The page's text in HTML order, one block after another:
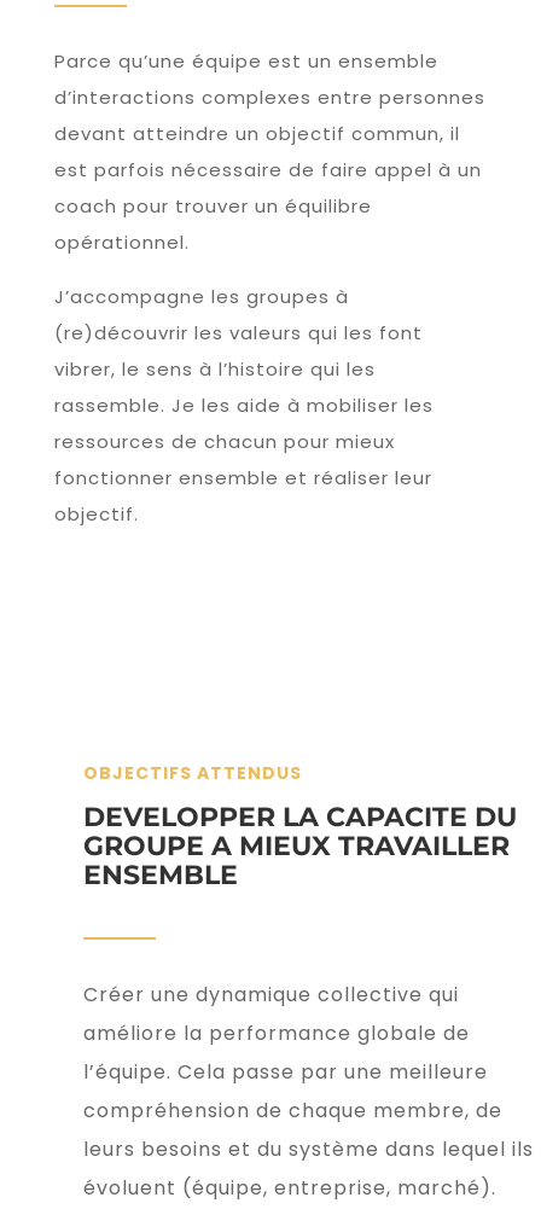
Parce qu’une équipe est un ensemble
d’interactions complexes entre personnes
devant atteindre un objectif commun, il
est parfois nécessaire de faire appel à un
coach pour trouver un équilibre
opérationnel.
J’accompagne les groupes à
(re)découvrir les valeurs qui les font
vibrer, le sens à l’histoire qui les
rassemble. Je les aide à mobiliser les
ressources de chacun pour mieux
fonctionner ensemble et réaliser leur
objectif.
OBJECTIFS ATTENDUS
DEVELOPPER LA CAPACITE DU
GROUPE A MIEUX TRAVAILLER
ENSEMBLE
Créer une dynamique collective qui
améliore la performance globale de
l’équipe. Cela passe par une meilleure
compréhension de chaque membre, de
leurs besoins et du système dans lequel ils
évoluent (équipe, entreprise, marché).